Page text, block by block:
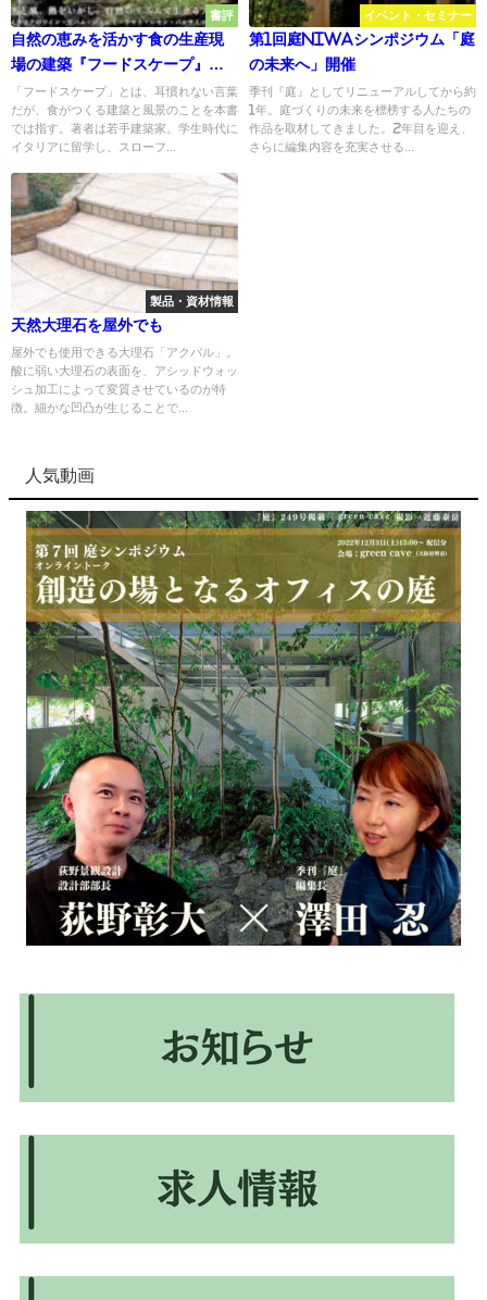
書評
自然の恵みを活かす食の生産現
場の建築『フードスケープ』図
解 食がつくる建築と風景
「フードスケープ」とは、耳慣れない言葉
だが、食がつくる建築と風景のことを本書
では指す。著者は若手建築家。学生時代に
イタリアに留学し、スローフ...
イベント・セミナー
第1回庭NIWAシンポジウム「庭
の未来へ」開催
季刊『庭』としてリニューアルしてから約
1年。庭づくりの未来を標榜する人たちの
作品を取材してきました。2年目を迎え、
さらに編集内容を充実させる...
製品・資材情報
天然大理石を屋外でも
屋外でも使用できる大理石「アクバル」。
酸に弱い大理石の表面を、アシッドウォッ
シュ加工によって変質させているのが特
徴。細かな凹凸が生じることで...
人気動画